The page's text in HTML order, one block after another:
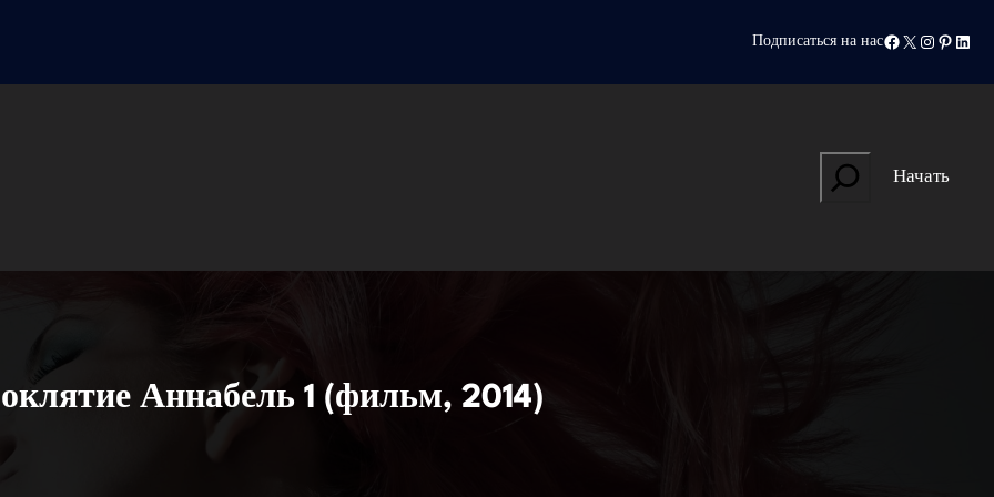
Подписаться на насFacebook
X Instagram
Search
Начать
Аннабель 1 (фильм, 2014)